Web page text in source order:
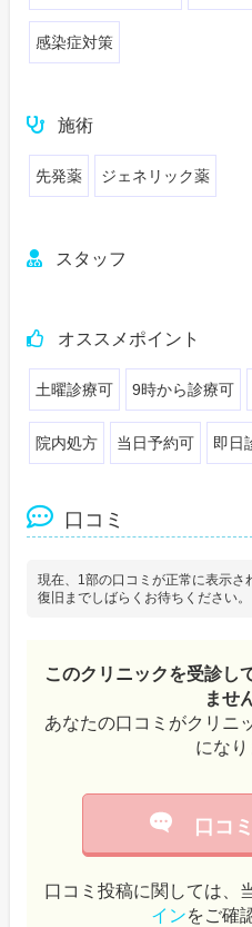
感染症対策
施術
先発薬 ジェネリック薬
スタッフ
オススメポイント
土曜診療可 9時から診療可
院内処方 当日予約可 即日
口コミ
現在、1部の口コミが正常に表示さ
復旧までしばらくお待ちください。
このクリニックを受診し
ませ
あなたの口コミがクリニ
になり
口コ
口コミ投稿に関しては、
インをご確